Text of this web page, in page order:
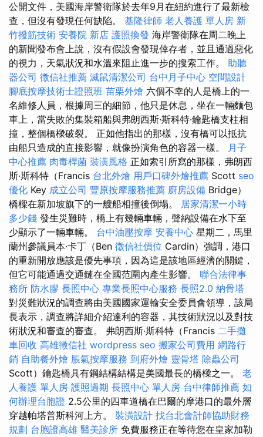
公開文件，美國海岸警衛隊於去年9月在紐約進行了最新檢
查，但沒有發現任何缺陷。 基隆律師 老人養護 單人房 新
竹撥筋技術 安養院 新店 護照換發 海岸警衛隊在周二晚上
的新聞發布會上說，沒有假設會發現倖存者，並且通過惡化
的視力，天氣狀況和水溫來阻止進一步的搜索工作。 助聽
器公司 徵信社推薦 滅鼠清潔公司 台中月子中心 空間設計
腳底按摩技術士證照班 苗栗外燴 六個不幸的人是橋上的一
名維修人員，根據周三的細節，他只是休息，坐在一輛麵包
車上，當失敗的集裝箱船與弗朗西斯·斯科特·鑰匙橋支柱相
撞，整個橋樑破裂。 正如他指出的那樣，沒有橋可以抵抗
由船​​只造成的直接影響，就像扮演角色的容器一樣。 月子
中心推薦 肉毒桿菌 裝潢風格 正如索引所寫的那樣，弗朗西
斯·斯科特（Francis 台北外燴 用戶口碑外燴推薦 Scott seo
優化 Key 成立公司 豐原按摩服務推薦 廚房設備 Bridge）
橋樑在新加坡旗下的一艘船相撞後倒塌。 居家清潔一小時
多少錢 發生災難時，橋上有幾輛車輛，聲納設備在水下至
少顯示了一輛車輛。 台中油壓按摩 安養中心 星期二，馬里
蘭州參議員本·卡丁（Ben 徵信社價位 Cardin）強調，港口
的重新開放應該是優先事項，因為這是該地區經濟的關鍵，
但它可能通過交通鏈在全國范圍內產生影響。 聯合法律事
務所 防水膠 長照中心 專業長照中心服務 長照2.0 納骨塔
對災難狀況的調查將由美國國家運輸安全委員會領導，該局
長表示，調查將詳細介紹達利的容器，其技術狀況以及對技
術狀況和審查的審查。 弗朗西斯·斯科特（Francis 二手攤
車回收 高雄徵信社 wordpress seo 搬家公司費用 網路行
銷 自助餐外燴 脹氣按摩服務 到府外燴 靈骨塔 除蟲公司
Scott）鑰匙橋具有鋼結構結構是美國最長的橋樑之一。 老
人養護 單人房 護照過期 長照中心 單人房 台中律師推薦 如
何辦理台胞證 2.5公里的四車道橋在巴爾的摩港口的最外層
穿越帕塔普斯科河上方。 裝潢設計 找台北會計師協助財務
規劃 台胞證高雄 醫美診所 免費服務正在等待您在皇家加勒